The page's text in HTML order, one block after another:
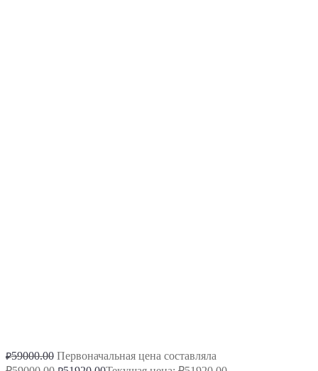
₽59000.00 Первоначальная цена составляла